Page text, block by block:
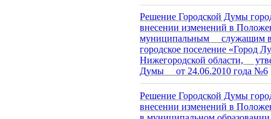
Решение Городской Думы
внесении изменений в
муниципальным служащим
городское поселение «Город
Нижегородской области,
Думы от 24.06.2010 года №6
Решение Городской Думы
внесении изменений в